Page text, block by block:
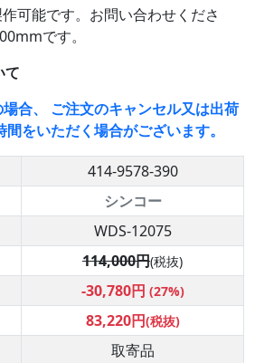
可能です。お問い合わせくださ
です。
て
合、 ご注文のキャンセル又は出荷
をいただく場合がございます。
414-9578-390
シンコー
WDS-12075
114,000円(税抜)
-30,780円 (27%)
83,220円(税抜)
取寄品